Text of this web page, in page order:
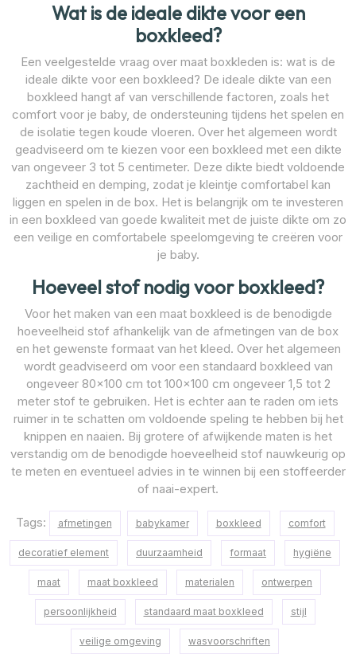
Wat is de ideale dikte voor een
boxkleed?
Een veelgestelde vraag over maat boxkleden is: wat is de
ideale dikte voor een boxkleed? De ideale dikte van een
boxkleed hangt af van verschillende factoren, zoals het
comfort voor je baby, de ondersteuning tijdens het spelen en
de isolatie tegen koude vloeren. Over het algemeen wordt
geadviseerd om te kiezen voor een boxkleed met een dikte
van ongeveer 3 tot 5 centimeter. Deze dikte biedt voldoende
zachtheid en demping, zodat je kleintje comfortabel kan
liggen en spelen in de box. Het is belangrijk om te investeren
in een boxkleed van goede kwaliteit met de juiste dikte om zo
een veilige en comfortabele speelomgeving te creëren voor
je baby.
Hoeveel stof nodig voor boxkleed?
Voor het maken van een maat boxkleed is de benodigde
hoeveelheid stof afhankelijk van de afmetingen van de box
en het gewenste formaat van het kleed. Over het algemeen
wordt geadviseerd om voor een standaard boxkleed van
ongeveer 80×100 cm tot 100×100 cm ongeveer 1,5 tot 2
meter stof te gebruiken. Het is echter aan te raden om iets
ruimer in te schatten om voldoende speling te hebben bij het
knippen en naaien. Bij grotere of afwijkende maten is het
verstandig om de benodigde hoeveelheid stof nauwkeurig op
te meten en eventueel advies in te winnen bij een stoffeerder
of naai-expert.
Tags: afmetingen babykamer boxkleed comfort
decoratief element duurzaamheid formaat hygiëne
maat maat boxkleed materialen ontwerpen
persoonlijkheid standaard maat boxkleed stijl
veilige omgeving wasvoorschriften